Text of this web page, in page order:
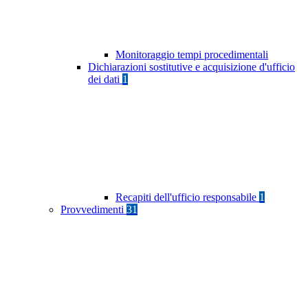
Monitoraggio tempi procedimentali
Dichiarazioni sostitutive e acquisizione d'ufficio
dei dati 1
Recapiti dell'ufficio responsabile 1
Provvedimenti 31